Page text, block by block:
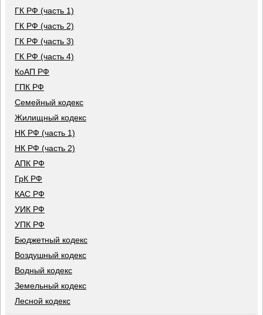
ГК РФ (часть 1)
ГК РФ (часть 2)
ГК РФ (часть 3)
ГК РФ (часть 4)
КоАП РФ
ГПК РФ
Семейный кодекс
Жилищный кодекс
НК РФ (часть 1)
НК РФ (часть 2)
АПК РФ
ГрК РФ
КАС РФ
УИК РФ
УПК РФ
Бюджетный кодекс
Воздушный кодекс
Водный кодекс
Земельный кодекс
Лесной кодекс